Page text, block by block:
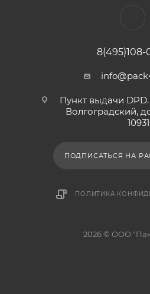
8(495)108-
Пункт выдачи
Волгоградский,
ПОДПИСАТЬСЯ НА
ПОЛИТИКА
2026 © ООО